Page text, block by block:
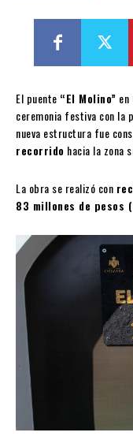
El puente “El Molino”
ceremonia festiva con la
nueva estructura fue
recorrido hacia la zona
La obra se realizó con
83 millones de pesos